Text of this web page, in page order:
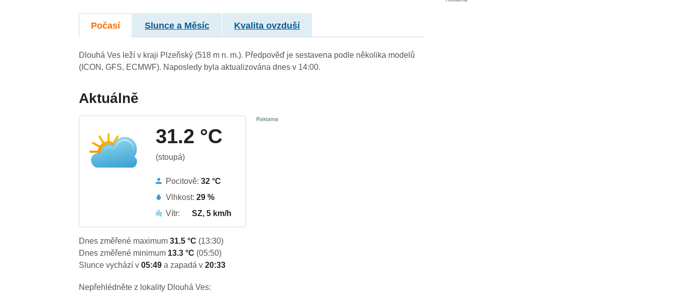
Počasí Slunce a Měsíc Kvalita ovzduší
Dlouhá Ves leží v kraji Plzeňský (518 m n. m.). Předpověď je sestavena podle několika modelů
(ICON, GFS, ECMWF). Naposledy byla aktualizována dnes v 14:00.
Aktuálně
31.2 °C
(stoupá)
Pocitově:32 °C
Vlhkost:29 %
Vítr:
SZ, 5 km/h
Dnes změřené maximum31.5 °C (13:30)
Dnes změřené minimum 13.3 °C (05:50)
Slunce vychází v05:49a zapadá v20:33
Nepřehlédněte z lokality Dlouhá Ves: